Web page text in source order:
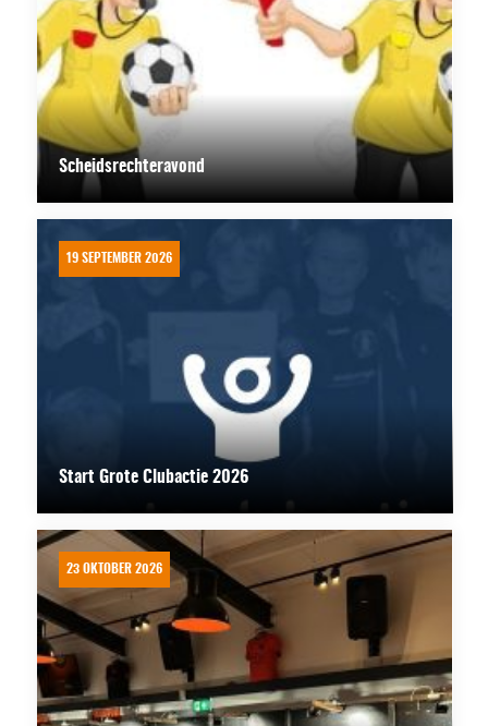
Scheidsrechteravond
19 SEPTEMBER 2026
Start Grote Clubactie 2026
23 OKTOBER 2026